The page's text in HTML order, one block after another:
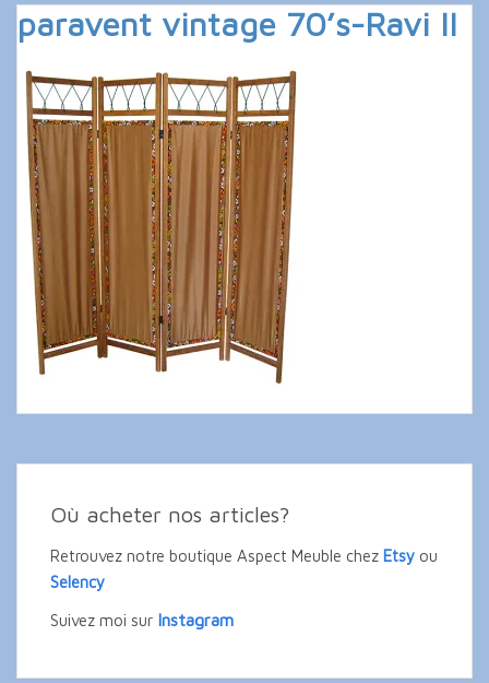
paravent vintage 70’s-Ravi II
Où acheter nos articles?
Retrouvez notre boutique Aspect Meuble chez Etsy ou
Selency
Suivez moi sur Instagram